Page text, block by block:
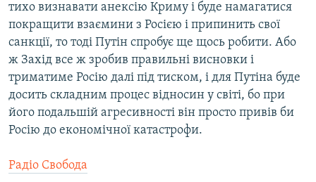
тихо визнавати анексію Криму і буде намагатися
покращити взаємини з Росією і припинить свої
санкції, то тоді Путін спробує ще щось робити. Або
ж Захід все ж зробив правильні висновки і
триматиме Росію далі під тиском, і для Путіна буде
досить складним процес відносин у світі, бо при
його подальшій агресивності він просто привів би
Росію до економічної катастрофи.
Радіо Свобода